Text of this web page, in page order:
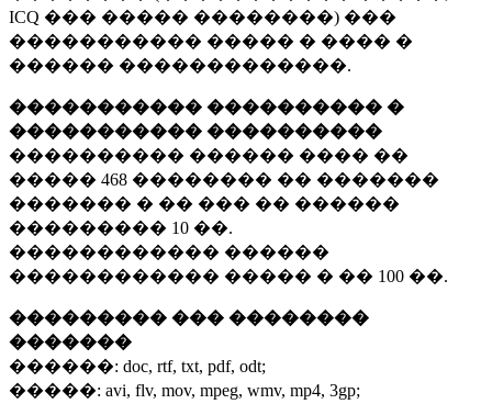
ICQ ��� ����� ��������) ���
����������� ����� � ���� �
������ �������������.
����������� ���������� �
����������� ����������
���������� ������ ���� ��
����� 468 �������� �� �������
������� � �� ��� �� ������
��������� 10 ��.
������������ ������
������������ ����� � �� 100 ��.
��������� ��� ��������
�������
������: doc, rtf, txt, pdf, odt;
�����: avi, flv, mov, mpeg, wmv, mp4, 3gp;